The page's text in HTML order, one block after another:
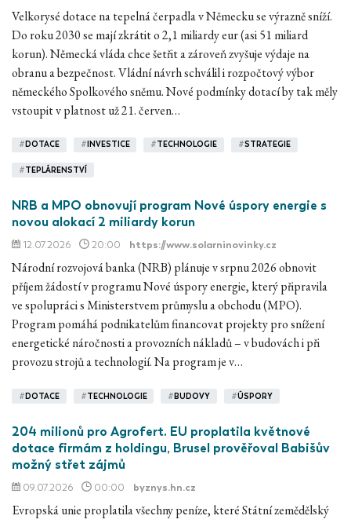
Velkorysé dotace na tepelná čerpadla v Německu se výrazně sníží.
Do roku 2030 se mají zkrátit o 2,1 miliardy eur (asi 51 miliard
korun). Německá vláda chce šetřit a zároveň zvyšuje výdaje na
obranu a bezpečnost. Vládní návrh schválil i rozpočtový výbor
německého Spolkového sněmu. Nové podmínky dotací by tak měly
vstoupit v platnost už 21. červen…
# DOTACE # INVESTICE #TECHNOLOGIE #STRATEGIE
#TEPLÁRENSTVÍ
NRB a MPO obnovují program Nové úspory energie s
novou alokací 2 miliardy korun
12.07.2026 20:00 https://www.solarninovinky.cz
Národní rozvojová banka (NRB) plánuje v srpnu 2026 obnovit
příjem žádostí v programu Nové úspory energie, který připravila
ve spolupráci s Ministerstvem průmyslu a obchodu (MPO).
Program pomáhá podnikatelům financovat projekty pro snížení
energetické náročnosti a provozních nákladů – v budovách i při
provozu strojů a technologií. Na program je v…
# DOTACE #TECHNOLOGIE # BUDOVY #ÚSPORY
204 milionů pro Agrofert. EU proplatila květnové
dotace firmám z holdingu, Brusel prověřoval Babišův
možný střet zájmů
09.07.2026 00:00 byznys.hn.cz
Evropská unie proplatila všechny peníze, které Státní zemědělský